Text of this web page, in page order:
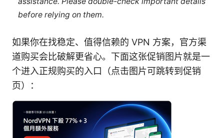
before relying on them.
如果你在找稳定、值得信赖的 VPN 方案，官方渠
道购买会比破解更省心。下面这张促销图片就是一
个进入正规购买的入口（点击图片可跳转到促销
页）：